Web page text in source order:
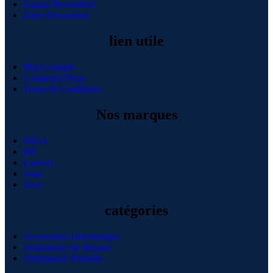
Espace Revendeur
Zone D'occasion
lien utile
Mon Compte
Contactez-Nous
Terms & Conditions
Nos marques
DELL
HP
Lenovo
Asus
Acer
catégories
Accessoires informatique
Ordinateurs de Bureau
Ordinateurs Portable